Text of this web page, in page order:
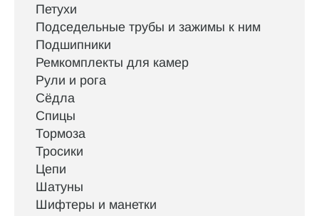
Петухи
Подседельные трубы и зажимы к ним
Подшипники
Ремкомплекты для камер
Рули и рога
Сёдла
Спицы
Тормоза
Тросики
Цепи
Шатуны
Шифтеры и манетки